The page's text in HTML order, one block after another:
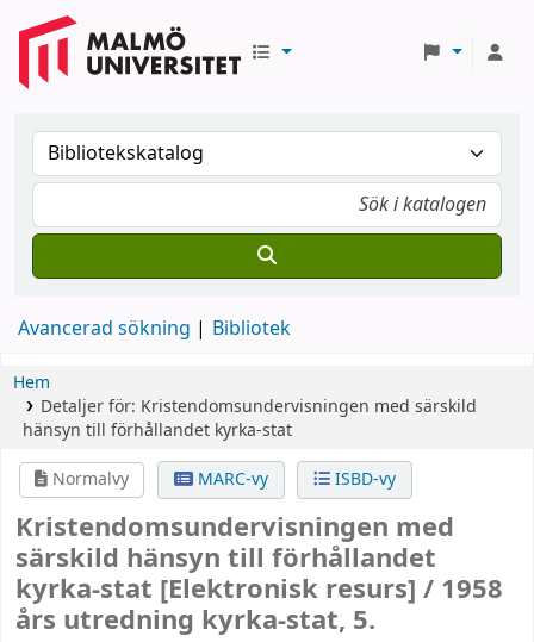
Avancerad sökning Bibliotek
Hem
Detaljer för: Kristendomsundervisningen med särskild
hänsyn till förhållandet kyrka-stat
Normalvy
MARC-vy ISBD-vy
Kristendomsundervisningen med
särskild hänsyn till förhållandet
kyrka-stat [Elektronisk resurs] / 1958
års utredning kyrka-stat, 5.